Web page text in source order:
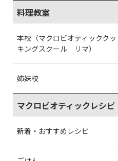
料理教室
本校（マクロビオティッククッ
キングスクール リマ）
姉妹校
マクロビオティックレシピ
新着・おすすめレシピ